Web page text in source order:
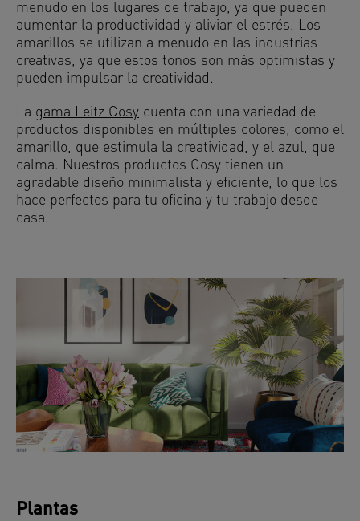
menudo en los lugares de trabajo, ya que pueden
aumentar la productividad y aliviar el estrés. Los
amarillos se utilizan a menudo en las industrias
creativas, ya que estos tonos son más optimistas y
pueden impulsar la creatividad.
La gama Leitz Cosy cuenta con una variedad de
productos disponibles en múltiples colores, como el
amarillo, que estimula la creatividad, y el azul, que
calma. Nuestros productos Cosy tienen un
agradable diseño minimalista y eficiente, lo que los
hace perfectos para tu oficina y tu trabajo desde
casa.
Plantas